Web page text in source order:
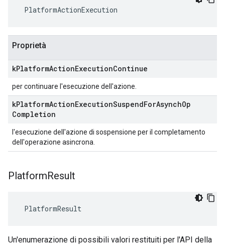
PlatformActionExecution
Proprietà
kPlatformActionExecutionContinue
per continuare l'esecuzione dell'azione.
kPlatformActionExecutionSuspendForAsynchOp
Completion
l'esecuzione dell'azione di sospensione per il completamento
dell'operazione asincrona.
PlatformResult
PlatformResult
Un'enumerazione di possibili valori restituiti per l'API della